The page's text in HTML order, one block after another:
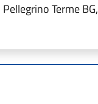
Terme BG,